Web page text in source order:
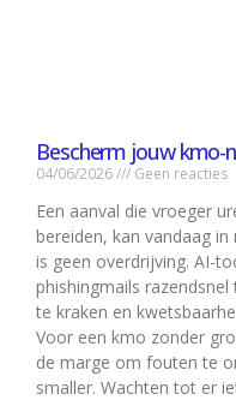
Bescherm jouw kmo-
04/06/2026 Geen reacties
Een aanval die vroeger
bereiden, kan vandaag
is geen overdrijving. AI-
phishingmails
te kraken en
Voor een kmo zonder
de marge om fouten te
smaller. Wachten tot er